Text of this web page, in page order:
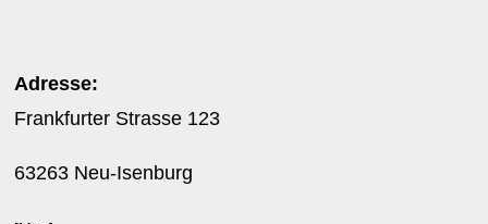
Adresse:
Frankfurter Strasse 123
63263 Neu-Isenburg